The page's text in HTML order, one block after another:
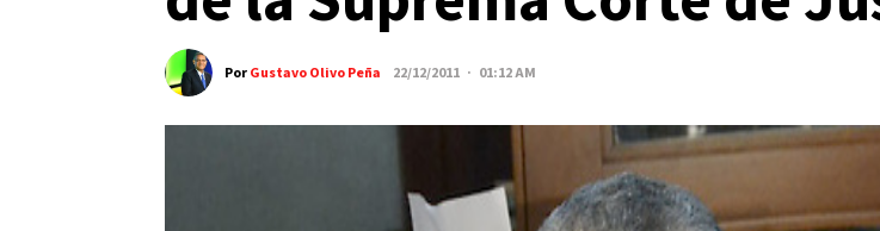
PorGustavo Olivo Peña 22/12/2011 · 01:12 AM